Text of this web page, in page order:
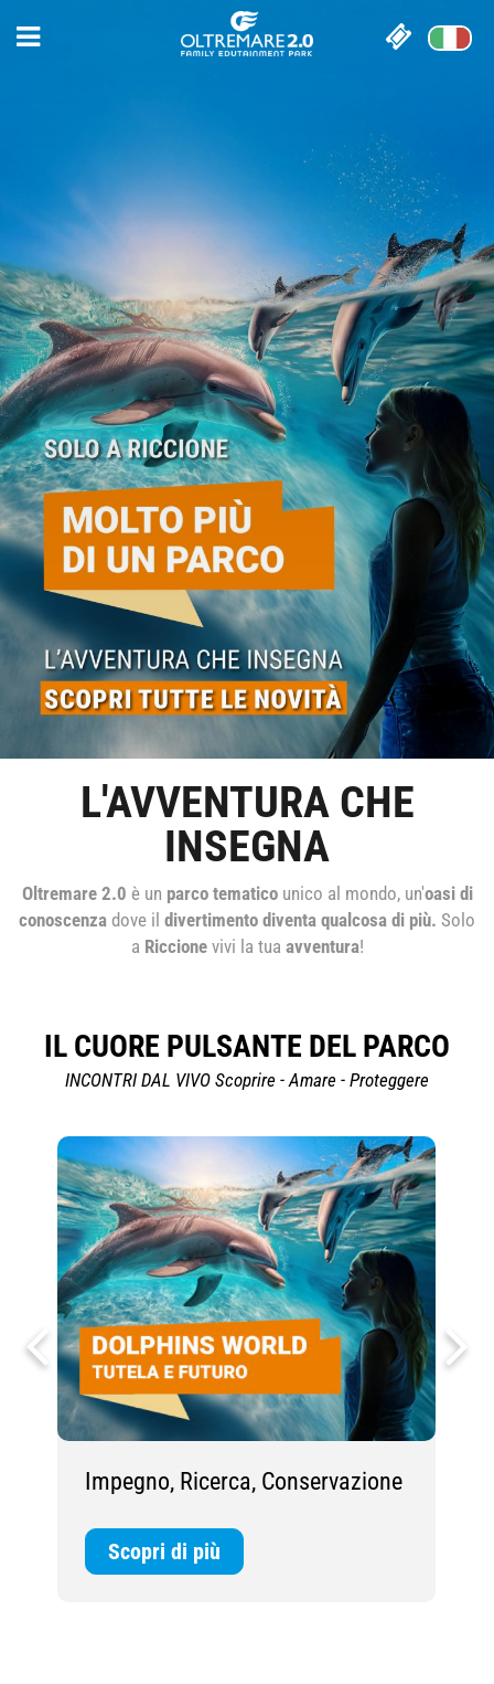
L'AVVENTURA CHE
INSEGNA
Oltremare 2.0 è un parco tematicounico al mondo, un'oasi di
conoscenza dove il divertimento diventa qualcosa di più. Solo
a Riccionevivi la tua avventura!
IL CUORE PULSANTE DEL PARCO
INCONTRI DAL VIVO Scoprire - Amare - Proteggere
Impegno, Ricerca, Conservazione
Scopri di più